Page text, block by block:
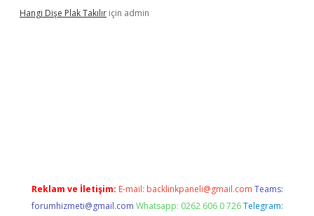
Hangi Dişe Plak Takılır için admin
Reklam ve İletişim: E-mail: backlinkpaneli@gmail.com Teams:
forumhizmeti@gmail.com Whatsapp: 0262 606 0 726 Telegram: